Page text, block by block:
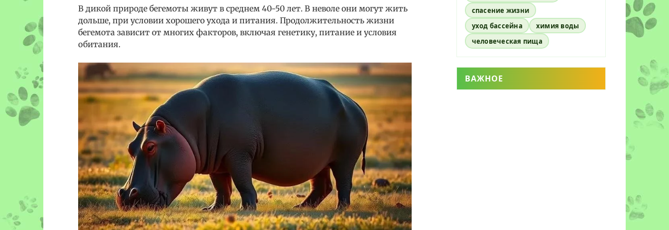
В дикой природе бегемоты живут в среднем 40-50 лет. В неволе они могут жить
дольше, при условии хорошего ухода и питания. Продолжительность жизни
бегемота зависит от многих факторов, включая генетику, питание и условия
обитания.
спасение жизни
уход бассейна
химия воды
человеческая пища
ВАЖНОЕ